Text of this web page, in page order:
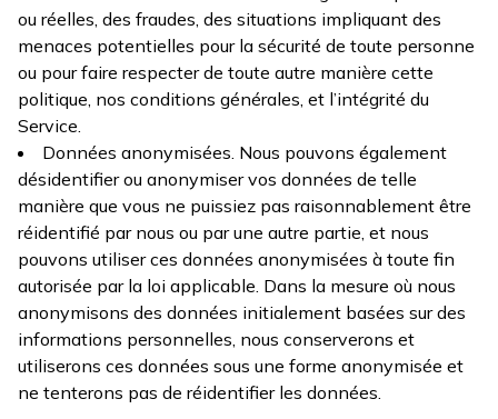
ou réelles, des fraudes, des situations impliquant des
menaces potentielles pour la sécurité de toute personne
ou pour faire respecter de toute autre manière cette
politique, nos conditions générales, et l’intégrité du
Service.
Données anonymisées. Nous pouvons également
désidentifier ou anonymiser vos données de telle
manière que vous ne puissiez pas raisonnablement être
réidentifié par nous ou par une autre partie, et nous
pouvons utiliser ces données anonymisées à toute fin
autorisée par la loi applicable. Dans la mesure où nous
anonymisons des données initialement basées sur des
informations personnelles, nous conserverons et
utiliserons ces données sous une forme anonymisée et
ne tenterons pas de réidentifier les données.